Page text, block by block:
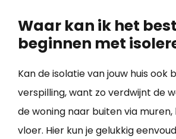
Waar kan ik het
beginnen met
Kan de isolatie van jouw huis ook
verspilling, want zo verdwijnt de
de woning naar buiten via
vloer. Hier kun je gelukkig